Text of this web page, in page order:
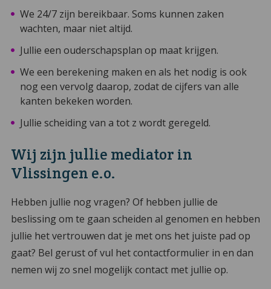
We 24/7 zijn bereikbaar. Soms kunnen zaken
wachten, maar niet altijd.
Jullie een ouderschapsplan op maat krijgen.
We een berekening maken en als het nodig is ook
nog een vervolg daarop, zodat de cijfers van alle
kanten bekeken worden.
Jullie scheiding van a tot z wordt geregeld.
Wij zijn jullie mediator in
Vlissingen e.o.
Hebben jullie nog vragen? Of hebben jullie de
beslissing om te gaan scheiden al genomen en hebben
jullie het vertrouwen dat je met ons het juiste pad op
gaat? Bel gerust of vul het contactformulier in en dan
nemen wij zo snel mogelijk contact met jullie op.